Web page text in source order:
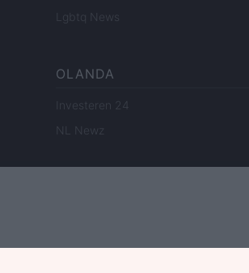
Lgbtq News
OLANDA
Investeren 24
NL Newz